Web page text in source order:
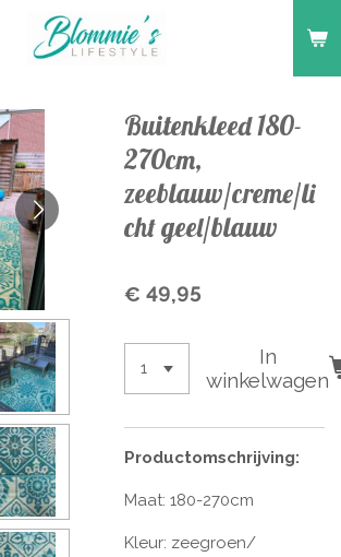
Buitenkleed 180-
270cm,
zeeblauw/creme/li
cht geel/blauw
€ 49,95
In
winkelwagen
Productomschrijving:
Maat: 180-270cm
Kleur: zeegroen/